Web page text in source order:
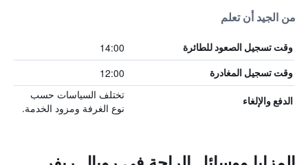
من الجيد أن تعلم
وقت تسجيل الصعود للطائرة 14:00
وقت تسجيل المغادرة 12:00
الدفع والإلغاء
تختلف السياسات حسب
نوع الغرفة ومزود الخدمة.